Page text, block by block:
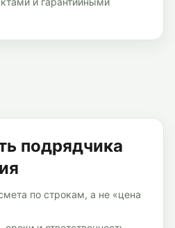
подрядчика
по строкам, а не «цена